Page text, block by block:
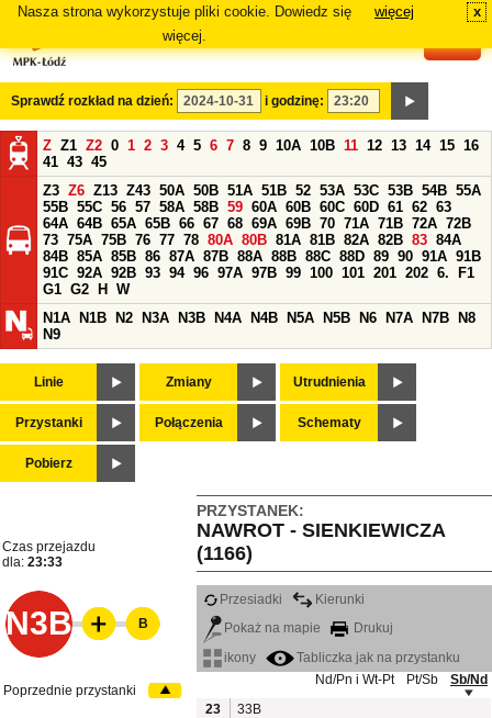
Nasza strona wykorzystuje pliki cookie. Dowiedz się
więcej.
więcej x
Sprawdź rozkład na dzień: i godzinę:
Z Z1 Z2 0 1 2 3 4 5 6 7 8 9 10A 10B 11 12 13 14 15 16
41 43 45
Z3 Z6 Z13 Z43 50A 50B 51A 51B 52 53A 53C 53B 54B 55A
55B 55C 56 57 58A 58B 59 60A 60B 60C 60D 61 62 63
64A 64B 65A 65B 66 67 68 69A 69B 70 71A 71B 72A 72B
73 75A 75B 76 77 78 80A 80B 81A 81B 82A 82B 83 84A
84B 85A 85B 86 87A 87B 88A 88B 88C 88D 89 90 91A 91B
91C 92A 92B 93 94 96 97A 97B 99 100 101 201 202 6.
F1
G1 G2 H
W
N1A
N1B N2 N3A N3B N4A N4B N5A N5B N6 N7A N7B
N8
N9
Linie Zmiany Utrudnienia
Przystanki Połączenia Schematy
Pobierz
PRZYSTANEK:
NAWROT - SIENKIEWICZA
(1166)
Czas przejazdu
dla: 23:33
N3B
Przesiadki
Kierunki
Pokaż na mapie
Drukuj
ikony
Tabliczka jak na przystanku
Nd/Pn i Wt-Pt
Pt/Sb
Sb/Nd
23
33B
B
Poprzednie przystanki